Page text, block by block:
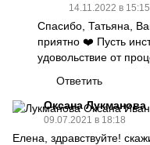
14.11.2022 в 15:15
Спасибо, Татьяна,
приятно ❤️ Пусть
удовольствие от
Ответить
Оксана Лукманова
09.07.2021 в 18:18
Елена, здравствуйте!